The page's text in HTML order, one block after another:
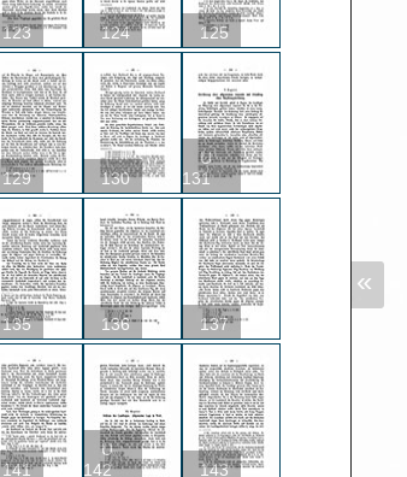
123 124 125
129 130
U
131
135 136 137
141
U
142
143
«